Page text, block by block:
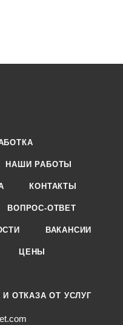
НАШИ РАБОТЫ
КОНТАКТЫ
ВОПРОС-ОТВЕТ
ВАКАНСИИ
ЦЕНЫ
ОТКАЗА ОТ УСЛУГ